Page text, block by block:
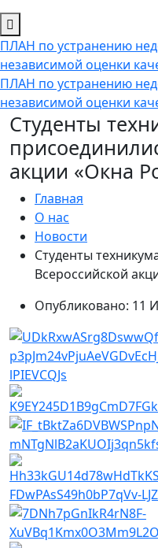
ПЛАН по устранению
независимой оценки
ПЛАН по устранению
независимой оценки
Студенты
акции «Окна
Главная
О нас
Новости
Студенты
Всероссийской
Опубликовано: 11